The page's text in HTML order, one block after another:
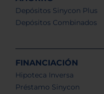
Depósitos Sinycon Plus
Depósitos Combinados
FINANCIACIÓN
Hipoteca Inversa
Préstamo Sinycon